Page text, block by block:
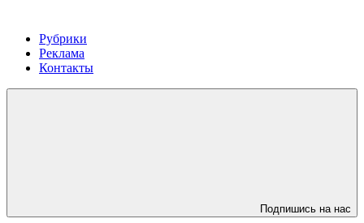
Рубрики
Реклама
Контакты
Подпишись на нас